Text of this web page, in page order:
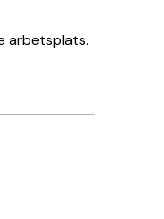
arbetsplats.